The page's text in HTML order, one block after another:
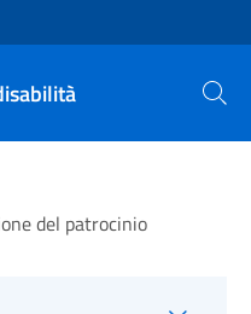
Cerca
del patrocinio